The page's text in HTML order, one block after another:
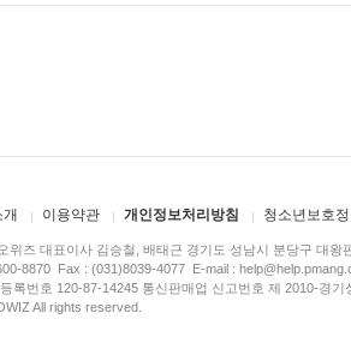
개 이용약관 개인정보처리방침 청소년보호
위즈 대표이사 김승철, 배태근 경기도 성남시 분당구 대왕
8870 Fax : (031)8039-4077 E-mail :
록번호 120-87-14245 통신판매업 신고번호 제 2010-경
All rights reserved.